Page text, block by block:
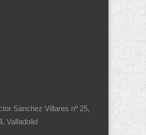
Sánchez Villares nº 25,
Valladolid